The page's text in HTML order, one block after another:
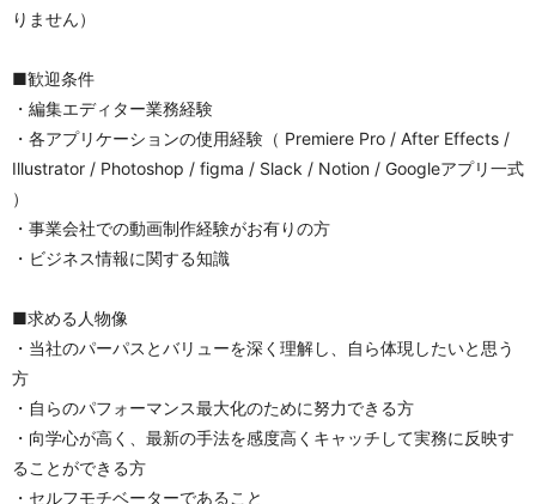
りません）
■歓迎条件
・編集エディター業務経験
・各アプリケーションの使用経験（ Premiere Pro / After Effects /
Illustrator / Photoshop / figma / Slack / Notion / Googleアプリ一式
）
・事業会社での動画制作経験がお有りの方
・ビジネス情報に関する知識
■求める人物像
・当社のパーパスとバリューを深く理解し、自ら体現したいと思う
方
・自らのパフォーマンス最大化のために努力できる方
・向学心が高く、最新の手法を感度高くキャッチして実務に反映す
ることができる方
・セルフモチベーターであること